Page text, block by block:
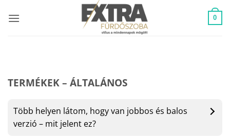
0
TERMÉKEK – ÁLTALÁNOS
Több helyen látom, hogy van jobbos és balos
verzió – mit jelent ez?